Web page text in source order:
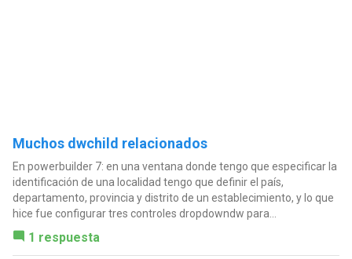
Muchos dwchild relacionados
En powerbuilder 7: en una ventana donde tengo que especificar la
identificación de una localidad tengo que definir el país,
departamento, provincia y distrito de un establecimiento, y lo que
hice fue configurar tres controles dropdowndw para...
1 respuesta